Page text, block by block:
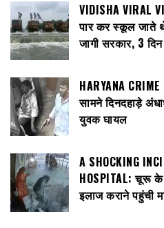
VIDISHA VIRAL
पार कर स्कूल जाते
जागी सरकार, 3
HARYANA
सामने दिनदहाड़े
युवक घायल
A SHOCKING
HOSPITAL: चूरू के
इलाज कराने पहुंची